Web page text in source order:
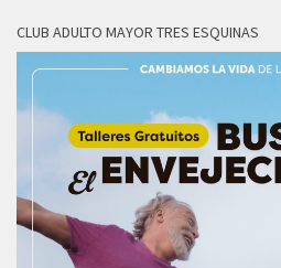
CLUB ADULTO MAYOR TRES ESQUINAS